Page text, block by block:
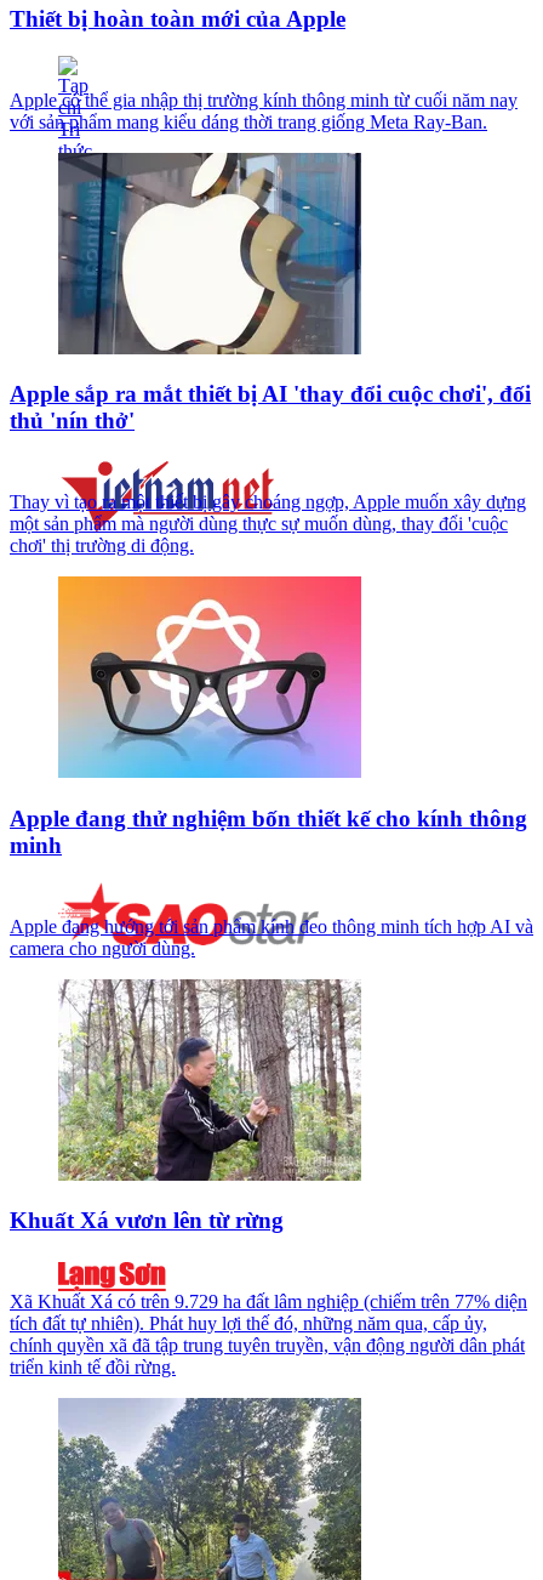
Thiết bị hoàn toàn mới của Apple
Apple có thể gia nhập thị trường kính thông minh từ cuối năm nay
với sản phẩm mang kiểu dáng thời trang giống Meta Ray-Ban.
Apple sắp ra mắt thiết bị AI 'thay đổi cuộc chơi', đối
thủ 'nín thở'
Thay vì tạo ra một thiết bị gây choáng ngợp, Apple muốn xây dựng
một sản phẩm mà người dùng thực sự muốn dùng, thay đổi 'cuộc
chơi' thị trường di động.
Apple đang thử nghiệm bốn thiết kế cho kính thông
minh
Apple đang hướng tới sản phẩm kính đeo thông minh tích hợp AI và
camera cho người dùng.
Khuất Xá vươn lên từ rừng
Xã Khuất Xá có trên 9.729 ha đất lâm nghiệp (chiếm trên 77% diện
tích đất tự nhiên). Phát huy lợi thế đó, những năm qua, cấp ủy,
chính quyền xã đã tập trung tuyên truyền, vận động người dân phát
triển kinh tế đồi rừng.